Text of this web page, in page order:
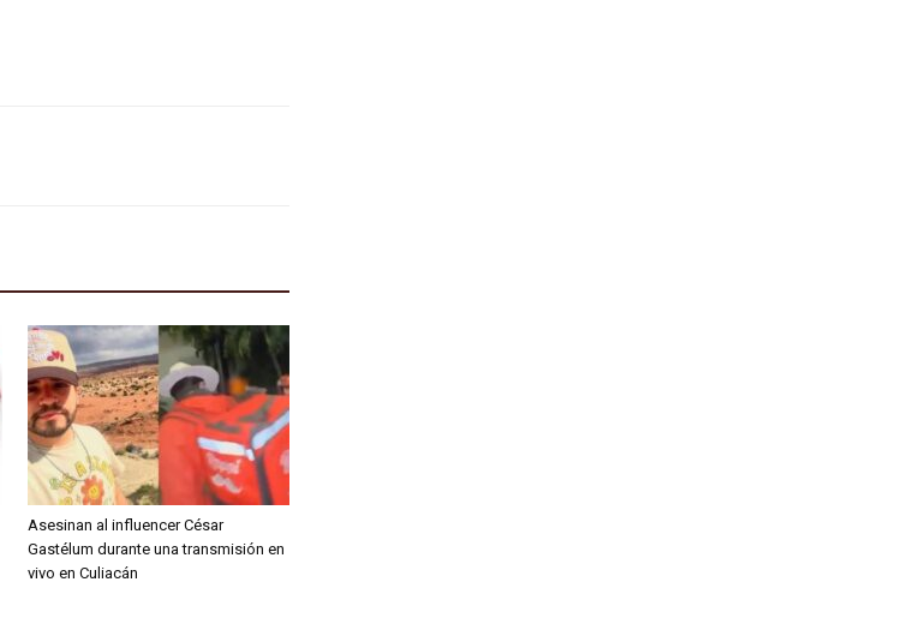
Asesinan al influencer César
Gastélum durante una transmisión en
vivo en Culiacán